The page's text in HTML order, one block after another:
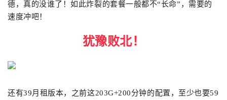
德，真的没谁了！如此炸裂的套餐一般都不“长命”，需要的
速度冲吧！
犹豫败北！
还有39月租版本，之前这203G+200分钟的配置，至少也要59